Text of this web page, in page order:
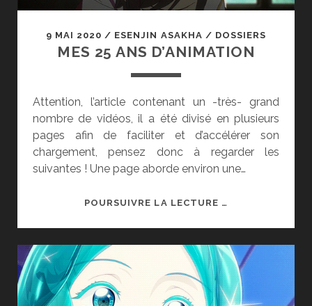
9 MAI 2020 / ESENJIN ASAKHA / DOSSIERS
MES 25 ANS D’ANIMATION
Attention, l’article contenant un -très- grand
nombre de vidéos, il a été divisé en plusieurs
pages afin de faciliter et d’accélérer son
chargement, pensez donc à regarder les
suivantes ! Une page aborde environ une…
POURSUIVRE LA LECTURE …
D’ANIMATION